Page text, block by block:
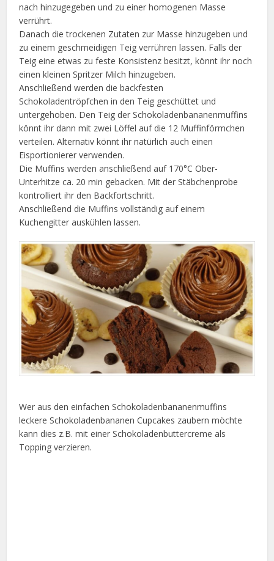
nach hinzugegeben und zu einer homogenen Masse
verrührt.
Danach die trockenen Zutaten zur Masse hinzugeben und
zu einem geschmeidigen Teig verrühren lassen. Falls der
Teig eine etwas zu feste Konsistenz besitzt, könnt ihr noch
einen kleinen Spritzer Milch hinzugeben.
Anschließend werden die backfesten
Schokoladentröpfchen in den Teig geschüttet und
untergehoben. Den Teig der Schokoladenbananenmuffins
könnt ihr dann mit zwei Löffel auf die 12 Muffinförmchen
verteilen. Alternativ könnt ihr natürlich auch einen
Eisportionierer verwenden.
Die Muffins werden anschließend auf 170°C Ober-
Unterhitze ca. 20 min gebacken. Mit der Stäbchenprobe
kontrolliert ihr den Backfortschritt.
Anschließend die Muffins vollständig auf einem
Kuchengitter auskühlen lassen.
Wer aus den einfachen Schokoladenbananenmuffins
leckere Schokoladenbananen Cupcakes zaubern möchte
kann dies z.B. mit einer Schokoladenbuttercreme als
Topping verzieren.